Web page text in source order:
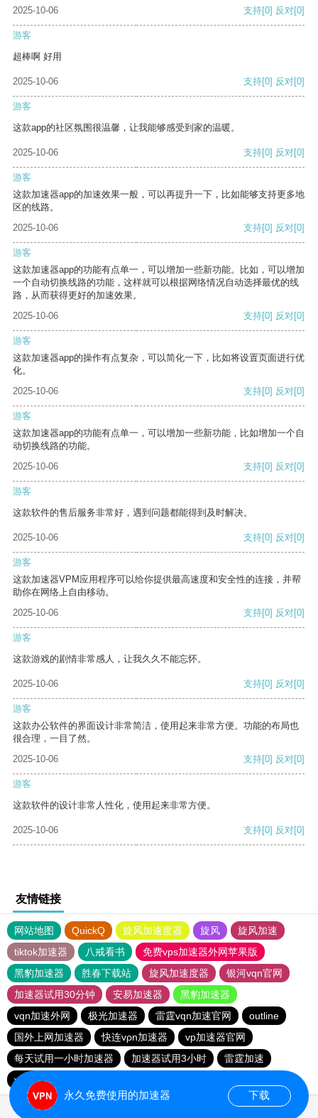
2025-10-06 支持[0] 反对[0]
游客
超棒啊 好用
2025-10-06 支持[0] 反对[0]
游客
这款app的社区氛围很温馨，让我能够感受到家的温暖。
2025-10-06 支持[0] 反对[0]
游客
这款加速器app的加速效果一般，可以再提升一下，比如能够支持更多地
区的线路。
2025-10-06
支持[0] 反对[0]
游客
这款加速器app的功能有点单一，可以增加一些新功能。比如，可以增加
一个自动切换线路的功能，这样就可以根据网络情况自动选择最优的线
路，从而获得更好的加速效果。
2025-10-06
支持[0] 反对[0]
游客
这款加速器app的操作有点复杂，可以简化一下，比如将设置页面进行优
化。
2025-10-06
支持[0] 反对[0]
游客
这款加速器app的功能有点单一，可以增加一些新功能，比如增加一个自
动切换线路的功能。
2025-10-06
支持[0] 反对[0]
游客
这款软件的售后服务非常好，遇到问题都能得到及时解决。
2025-10-06 支持[0] 反对[0]
游客
这款加速器VPM应用程序可以给你提供最高速度和安全性的连接，并帮
助你在网络上自由移动。
2025-10-06
支持[0] 反对[0]
游客
这款游戏的剧情非常感人，让我久久不能忘怀。
2025-10-06 支持[0] 反对[0]
游客
这款办公软件的界面设计非常简洁，使用起来非常方便。功能的布局也
很合理，一目了然。
2025-10-06
支持[0] 反对[0]
游客
这款软件的设计非常人性化，使用起来非常方便。
2025-10-06 支持[0] 反对[0]
友情链接
网站地图 QuickQ 旋风加速度器 旋风
旋风加速
tiktok加速器
八戒看书
免费vps加速器外网苹果版
黑豹加速器
胜春下载站 旋风加速度器
银河vqn官网
加速器试用30分钟
安易加速器
黑豹加速器
vqn加速外网
极光加速器 雷霆vqn加速官网
outline
国外上网加速器
快连vρn加速器
vp加速器官网
每天试用一小时加速器
加速器试用3小时
雷霆加速
vp加速器官网
永久免费使用的加速器 下载